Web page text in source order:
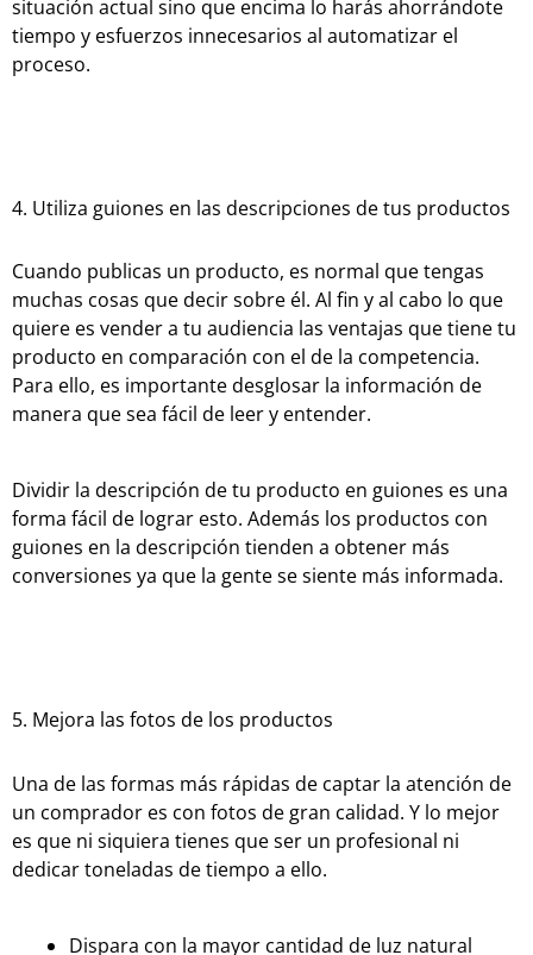
situación actual sino que encima lo harás ahorrándote
tiempo y esfuerzos innecesarios al automatizar el
proceso.
4. Utiliza guiones en las descripciones de tus productos
Cuando publicas un producto, es normal que tengas
muchas cosas que decir sobre él. Al fin y al cabo lo que
quiere es vender a tu audiencia las ventajas que tiene tu
producto en comparación con el de la competencia.
Para ello, es importante desglosar la información de
manera que sea fácil de leer y entender.
Dividir la descripción de tu producto en guiones es una
forma fácil de lograr esto. Además los productos con
guiones en la descripción tienden a obtener más
conversiones ya que la gente se siente más informada.
5. Mejora las fotos de los productos
Una de las formas más rápidas de captar la atención de
un comprador es con fotos de gran calidad. Y lo mejor
es que ni siquiera tienes que ser un profesional ni
dedicar toneladas de tiempo a ello.
Dispara con la mayor cantidad de luz natural